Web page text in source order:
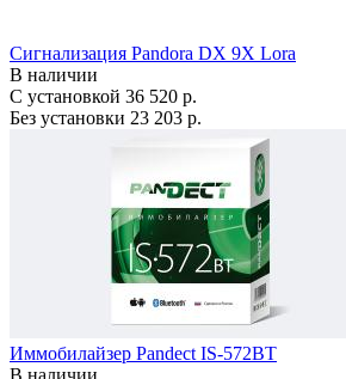
Сигнализация Pandora DX 9X Lora
В наличии
С установкой 36 520 р.
Без установки 23 203 р.
Иммобилайзер Pandect IS-572BT
В наличии